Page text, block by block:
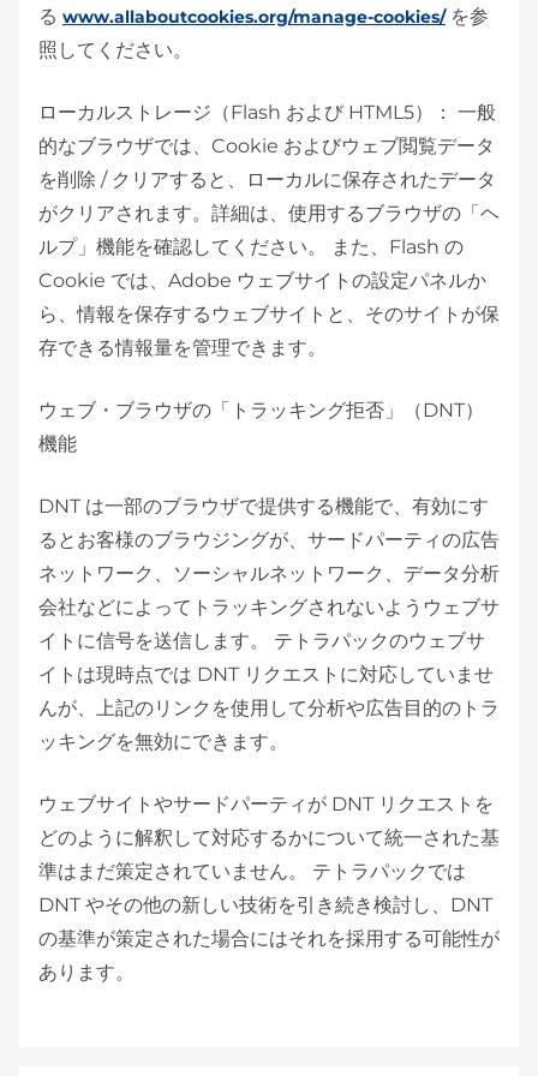
る www.allaboutcookies.org/manage-cookies/を参
照してください。
ローカルストレージ（Flash および HTML5）： 一般
的なブラウザでは、Cookie およびウェブ閲覧データ
を削除 / クリアすると、ローカルに保存されたデータ
がクリアされます。詳細は、使用するブラウザの「ヘ
ルプ」機能を確認してください。 また、Flash の
Cookie では、Adobe ウェブサイトの設定パネルか
ら、情報を保存するウェブサイトと、そのサイトが保
存できる情報量を管理できます。
ウェブ・ブラウザの「トラッキング拒否」（DNT）
機能
DNT は一部のブラウザで提供する機能で、有効にす
るとお客様のブラウジングが、サードパーティの広告
ネットワーク、ソーシャルネットワーク、データ分析
会社などによってトラッキングされないようウェブサ
イトに信号を送信します。 テトラパックのウェブサ
イトは現時点では DNT リクエストに対応していませ
んが、上記のリンクを使用して分析や広告目的のトラ
ッキングを無効にできます。
ウェブサイトやサードパーティが DNT リクエストを
どのように解釈して対応するかについて統一された基
準はまだ策定されていません。 テトラパックでは
DNT やその他の新しい技術を引き続き検討し、DNT
の基準が策定された場合にはそれを採用する可能性が
あります。